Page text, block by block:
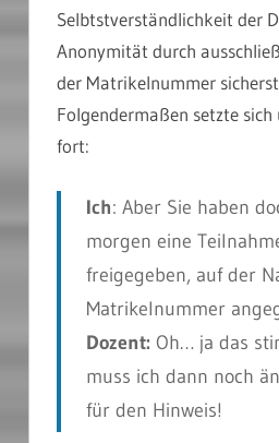
Selbtstverständlichkeit der
Anonymität durch
der Matrikelnummer
Folgendermaßen setzte sich
fort:
Ich: Aber Sie haben
morgen eine
freigegeben, auf der
Matrikelnummer
Dozent: Oh… ja das
muss ich dann noch
für den Hinweis!